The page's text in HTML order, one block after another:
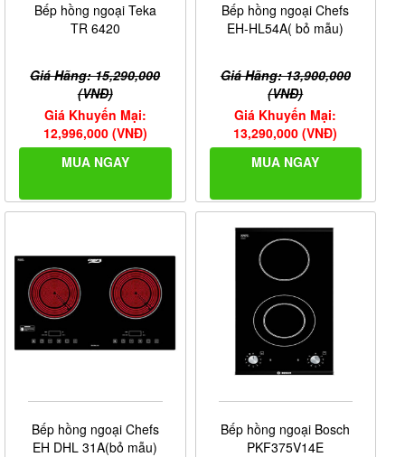
Bếp hồng ngoại Teka
TR 6420
Giá Hãng: 15,290,000
(VNĐ)
Giá Khuyến Mại:
12,996,000 (VNĐ)
MUA NGAY
Bếp hồng ngoại Chefs
EH-HL54A( bỏ mẫu)
Giá Hãng: 13,900,000
(VNĐ)
Giá Khuyến Mại:
13,290,000 (VNĐ)
MUA NGAY
Bếp hồng ngoại Chefs
EH DHL 31A(bỏ mẫu)
Bếp hồng ngoại Bosch
PKF375V14E